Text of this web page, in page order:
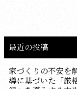
最近の投稿
家づくりの不安を
導に基づいた「厳